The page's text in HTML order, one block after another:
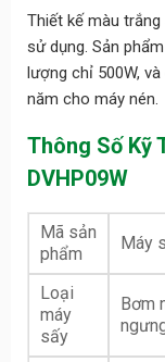
Thiết kế màu
sử dụng. Sản
lượng chỉ 500W,
năm cho máy nén.
Thông Số Kỹ
DVHP09W
Mã sản
phẩm
Máy
Loại
máy
sấy
Bơm